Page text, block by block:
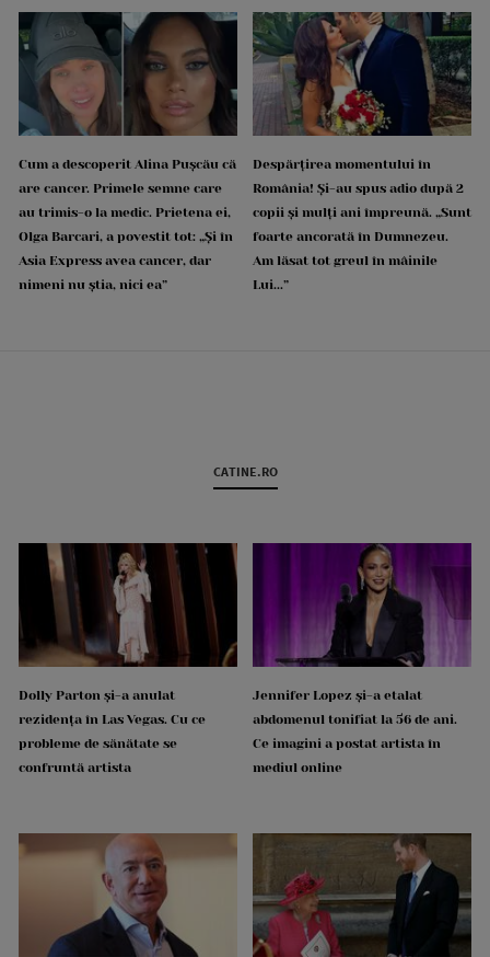
Cum a descoperit Alina Pușcău că
are cancer. Primele semne care
au trimis-o la medic. Prietena ei,
Olga Barcari, a povestit tot: „Și în
Asia Express avea cancer, dar
nimeni nu știa, nici ea”
Despărțirea momentului în
România! Și-au spus adio după 2
copii și mulți ani împreună. „Sunt
foarte ancorată în Dumnezeu.
Am lăsat tot greul în mâinile
Lui...”
CATINE.RO
Dolly Parton și-a anulat
rezidența în Las Vegas. Cu ce
probleme de sănătate se
confruntă artista
Jennifer Lopez și-a etalat
abdomenul tonifiat la 56 de ani.
Ce imagini a postat artista în
mediul online